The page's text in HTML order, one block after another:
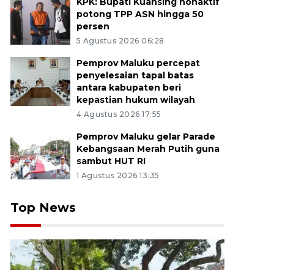
potong TPP ASN hingga 50
persen
5 Agustus 2026 06:28
Pemprov Maluku percepat
penyelesaian tapal batas
antara kabupaten beri
kepastian hukum wilayah
4 Agustus 2026 17:55
Pemprov Maluku gelar Parade
Kebangsaan Merah Putih guna
sambut HUT RI
1 Agustus 2026 13:35
Top News